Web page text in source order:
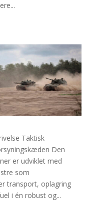
Taktisk
Den
er udviklet med
som
transport, oplagring
i én robust og...